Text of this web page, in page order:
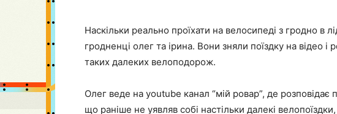
Наскільки реально проїхати на велосипеді з гродно
гродненці олег та ірина. Вони зняли поїздку на відео і
таких далеких велоподорож.
Олег веде на youtube канал “мій ровар”, де розповідає
що раніше не уявляв собі настільки далекі